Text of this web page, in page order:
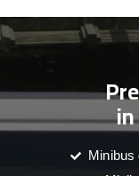
Minibus